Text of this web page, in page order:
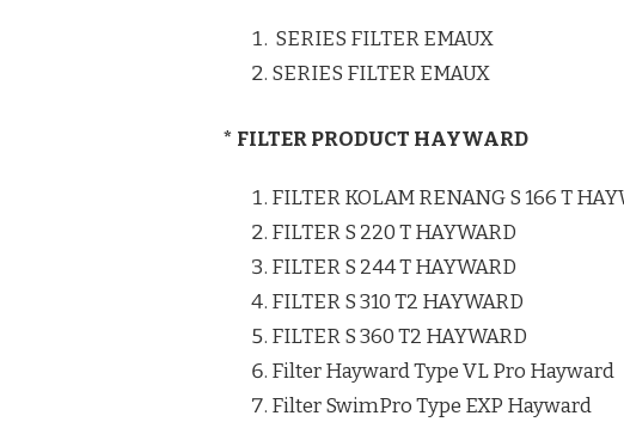
SERIES FILTER EMAUX
SERIES FILTER EMAUX
* FILTER PRODUCT HAYWARD
FILTER KOLAM RENANG S 166 T
FILTER S 220 T HAYWARD
FILTER S 244 T HAYWARD
FILTER S 310 T2 HAYWARD
FILTER S 360 T2 HAYWARD
Filter Hayward Type VL Pro Hayward
Filter SwimPro Type EXP Hayward